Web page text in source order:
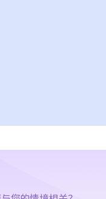
须事先向版权拥有人或有关